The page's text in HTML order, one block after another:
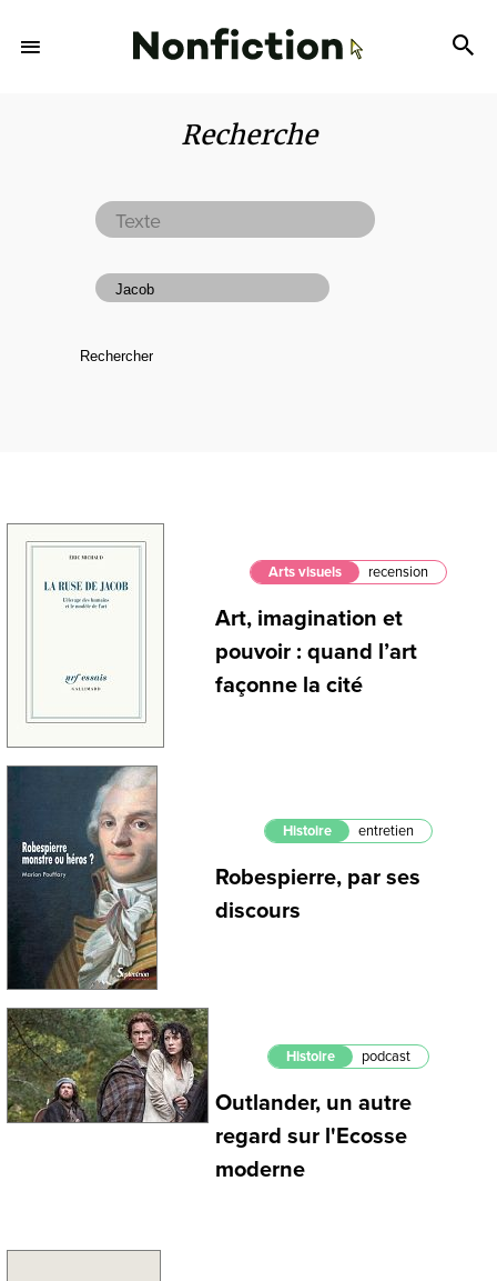
Recherche
Arts visuels recension
Art, imagination et
pouvoir : quand l’art
façonne la cité
Histoire entretien
Robespierre, par ses
discours
Histoire podcast
Outlander, un autre
regard sur l'Ecosse
moderne